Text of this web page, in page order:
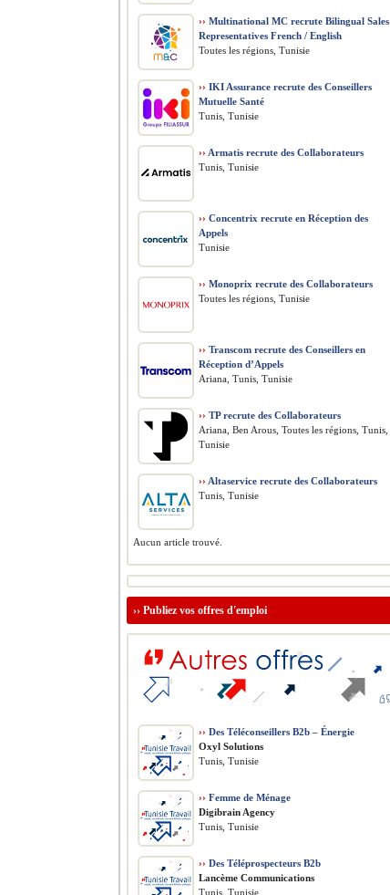
›› Multinational MC recrute Bilingual Sales
Representatives French / English
Toutes les régions, Tunisie
›› IKI Assurance recrute des Conseillers
Mutuelle Santé
Tunis, Tunisie
›› Armatis recrute des Collaborateurs
Tunis, Tunisie
›› Concentrix recrute en Réception des
Appels
Tunisie
›› Monoprix recrute des Collaborateurs
Toutes les régions, Tunisie
›› Transcom recrute des Conseillers en
Réception d’Appels
Ariana, Tunis, Tunisie
›› TP recrute des Collaborateurs
Ariana, Ben Arous, Toutes les régions, Tunis,
Tunisie
›› Altaservice recrute des Collaborateurs
Tunis, Tunisie
Aucun article trouvé.
›› Publiez vos offres d'emploi
›› Des Téléconseillers B2b – Énergie
Oxyl Solutions
Tunis, Tunisie
›› Femme de Ménage
Digibrain Agency
Tunis, Tunisie
›› Des Téléprospecteurs B2b
Lancème Communications
Tunis, Tunisie